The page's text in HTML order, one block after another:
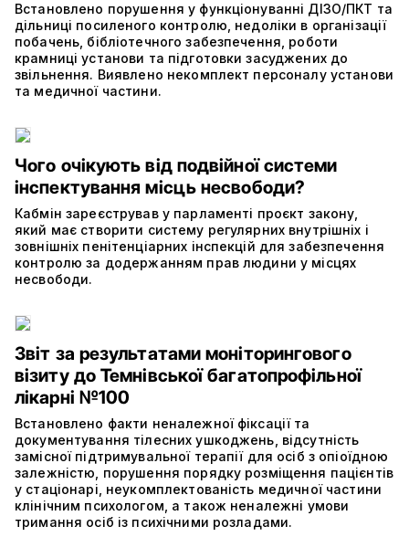
Встановлено порушення у функціонуванні ДІЗО/ПКТ та
дільниці посиленого контролю, недоліки в організації
побачень, бібліотечного забезпечення, роботи
крамниці установи та підготовки засуджених до
звільнення. Виявлено некомплект персоналу установи
та медичної частини.
Чого очікують від подвійної системи
інспектування місць несвободи?
Кабмін зареєстрував у парламенті проєкт закону,
який має створити систему регулярних внутрішніх і
зовнішніх пенітенціарних інспекцій для забезпечення
контролю за додержанням прав людини у місцях
несвободи.
Звіт за результатами моніторингового
візиту до Темнівської багатопрофільної
лікарні №100
Встановлено факти неналежної фіксації та
документування тілесних ушкоджень, відсутність
замісної підтримувальної терапії для осіб з опіоїдною
залежністю, порушення порядку розміщення пацієнтів
у стаціонарі, неукомплектованість медичної частини
клінічним психологом, а також неналежні умови
тримання осіб із психічними розладами.